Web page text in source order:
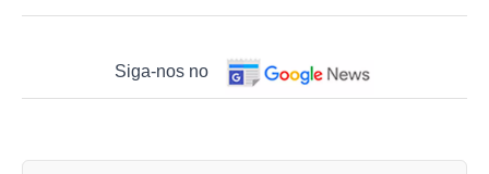
Siga-nos no